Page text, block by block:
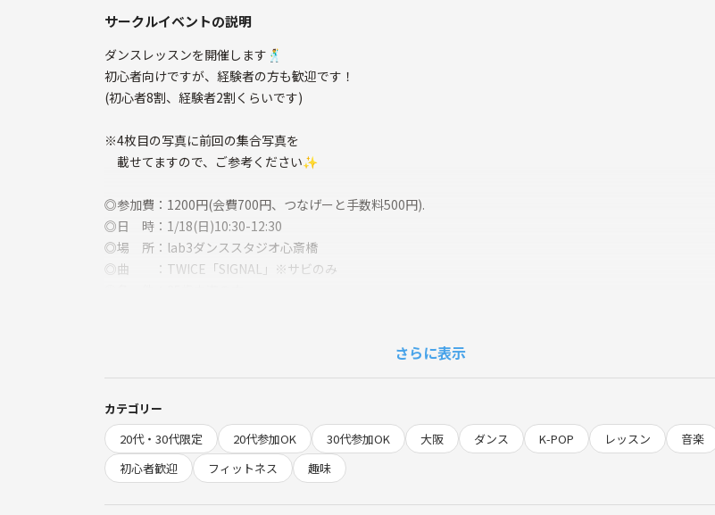
サークルイベントの説明
ダンスレッスンを開催します🕺
初心者向けですが、経験者の方も歓迎です！
(初心者8割、経験者2割くらいです)
※4枚目の写真に前回の集合写真を
載せてますので、ご参考ください✨
◎参加費：1200円(会費700円、つなげーと手数料500円).
◎日 時：1/18(日)10:30-12:30
◎場 所：lab3ダンススタジオ心斎橋
◎曲 ：TWICE「SIGNAL」※サビのみ
同世代の人が多いので、共通点もあり楽しいと思います♪
・やった事ないけど踊ってみたい！
・K-popが好き！
・運動不足を解消したい！
・ダンス教室に行くのは勇気がいる、、
・友達とダンスをしたい！
さらに表示
カテゴリー
20代・30代限定
20代参加OK 30代参加OK 大阪 ダンス K-POP レッスン
音楽
初心者歓迎
フィットネス 趣味